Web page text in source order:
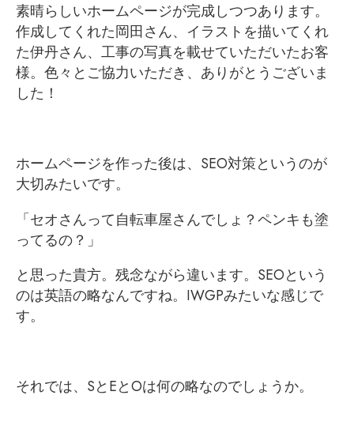
素晴らしいホームページが完成しつつあります。
作成してくれた岡田さん、イラストを描いてくれ
た伊丹さん、工事の写真を載せていただいたお客
様。色々とご協力いただき、ありがとうございま
した！
ホームページを作った後は、SEO対策というのが
大切みたいです。
「セオさんって自転車屋さんでしょ？ペンキも塗
ってるの？」
と思った貴方。残念ながら違います。SEOという
のは英語の略なんですね。IWGPみたいな感じで
す。
それでは、SとEとOは何の略なのでしょうか。